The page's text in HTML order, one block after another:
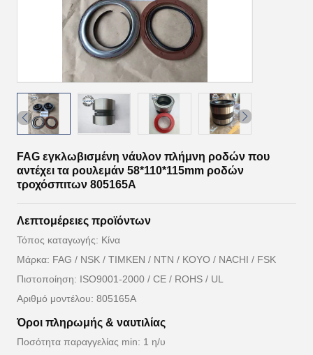
FAG εγκλωβισμένη νάυλον πλήμνη ροδών που
αντέχει τα ρουλεμάν 58*110*115mm ροδών
τροχόσπιτων 805165A
Λεπτομέρειες προϊόντων
Τόπος καταγωγής: Κίνα
Μάρκα: FAG / NSK / TIMKEN / NTN / KOYO / NACHI / FSK
Πιστοποίηση: ISO9001-2000 / CE / ROHS / UL
Αριθμό μοντέλου: 805165A
Όροι πληρωμής & ναυτιλίας
Ποσότητα παραγγελίας min: 1 η/υ